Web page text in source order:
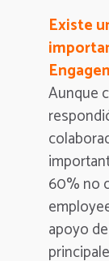
Existe
Aunque
60% no
apoyo